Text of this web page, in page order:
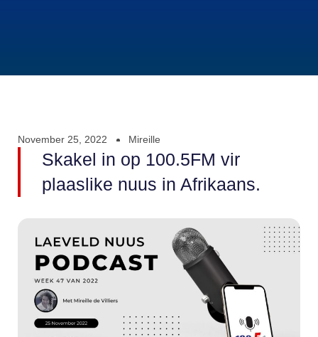
November 25, 2022 Mireille
Skakel in op 100.5FM vir
plaaslike nuus in Afrikaans.